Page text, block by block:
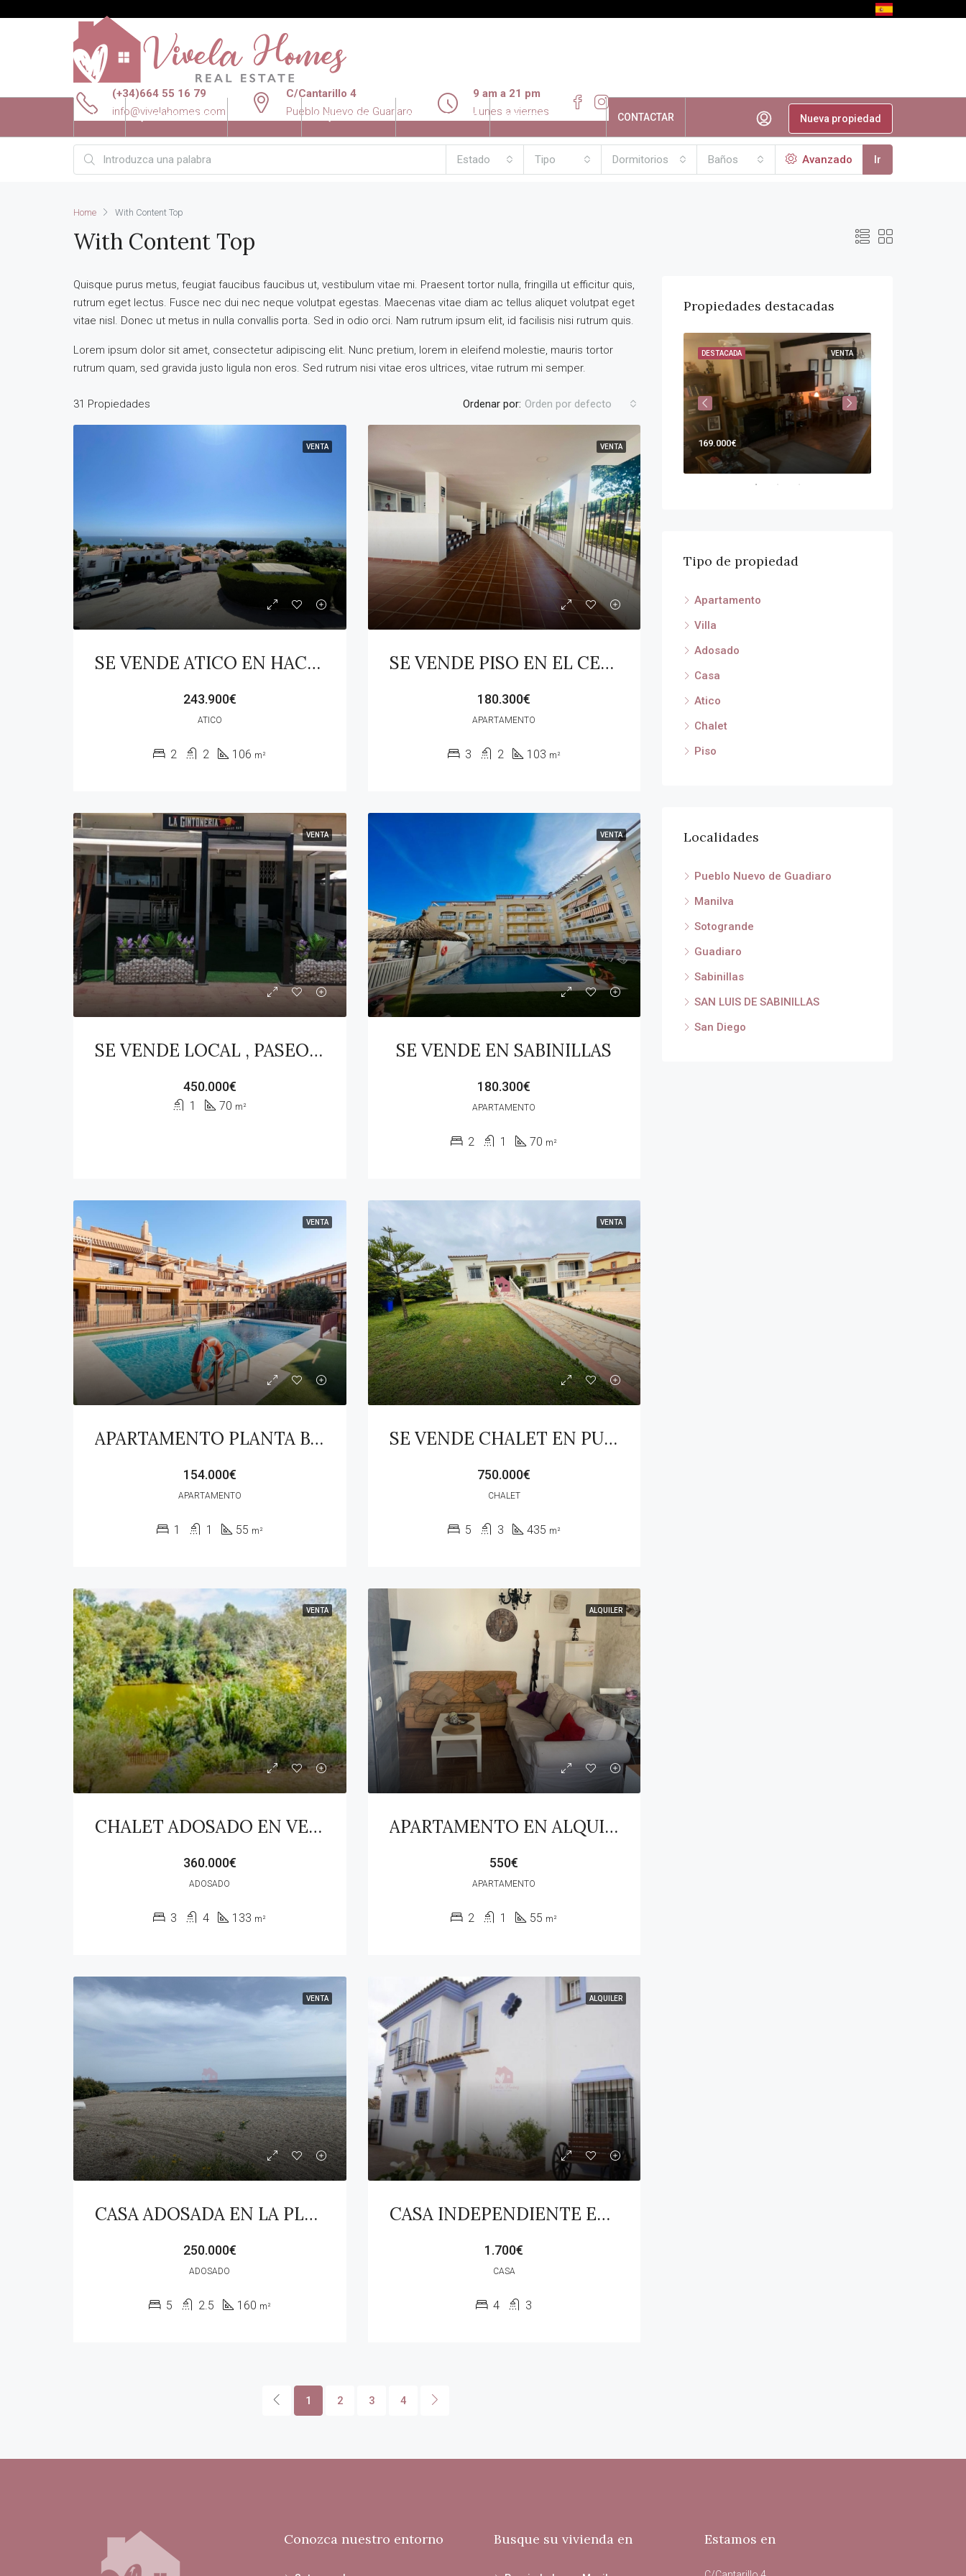
(+34)664 55 16 79
info@vivelahomes.com
C/Cantarillo 4
Pueblo Nuevo de Guariaro
9 am a 21 pm
Lunes a viernes
INICIO QUIENES SOMOS ALQUILERES PROMOCIONES NUESTRO ENTORNO CONTACTAR Nueva propiedad
Estado Tipo Dormitorios Baños Avanzado Ir
Home With Content Top
With Content Top
Quisque purus metus, feugiat faucibus faucibus ut, vestibulum vitae mi. Praesent tortor nulla, fringilla ut efficitur quis,
rutrum eget lectus. Fusce nec dui nec neque volutpat egestas. Maecenas vitae diam ac tellus aliquet volutpat eget
vitae nisl. Donec ut metus in nulla convallis porta. Sed in odio orci. Nam rutrum ipsum elit, id facilisis nisi rutrum quis.
Lorem ipsum dolor sit amet, consectetur adipiscing elit. Nunc pretium, lorem in eleifend molestie, mauris tortor
rutrum quam, sed gravida justo ligula non eros. Sed rutrum nisi vitae eros ultrices, vitae rutrum mi semper.
31 Propiedades Ordenar por: Orden por defecto
VENTA
SE VENDE ATICO EN HACIENDA DE GUADALUPE
243.900€
ATICO
2 2 106 m²
VENTA
SE VENDE PISO EN EL CENTRO DE GUADIARO
180.300€
APARTAMENTO
3 2 103 m²
VENTA
SE VENDE LOCAL , PASEO MARITIMO DE SABINILLAS
450.000€
1 70 m²
VENTA
SE VENDE EN SABINILLAS
180.300€
APARTAMENTO
2 1 70 m²
VENTA
APARTAMENTO PLANTA BAJA , CASARES PLAYA
154.000€
APARTAMENTO
1 1 55 m²
VENTA
SE VENDE CHALET EN PUEBLO NUEVO DE GUADIARO
750.000€
CHALET
5 3 435 m²
VENTA
CHALET ADOSADO EN VENTA EN GUADIARO!!!
360.000€
ADOSADO
3 4 133 m²
ALQUILER
APARTAMENTO EN ALQUILER GUADIARO!!!
550€
APARTAMENTO
2 1 55 m²
VENTA
CASA ADOSADA EN LA PLAYA!! Urbanización Playa Paraiso
250.000€
ADOSADO
5 2.5 160 m²
ALQUILER
CASA INDEPENDIENTE EN PUEBLO NUEVO DE GUADIARO!
1.700€
CASA
4 3
1 2 3 4
Propiedades destacadas
DESTACADA
Pueblo Nuevo
VENTA
DESTACADA
169.000€
Tipo de propiedad
Apartamento
Villa
Adosado
Casa
Atico
Chalet
Piso
Localidades
Pueblo Nuevo de Guadiaro
Manilva
Sotogrande
Guadiaro
Sabinillas
SAN LUIS DE SABINILLAS
San Diego
Conozca nuestro entorno Busque su vivienda en Estamos en